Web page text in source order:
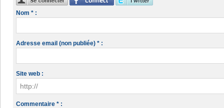
Nom * :
Adresse email (non publiée) * :
Site web :
Commentaire * :